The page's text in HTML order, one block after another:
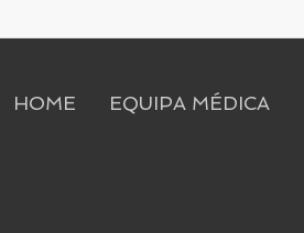
HOME EQUIPA MÉDICA